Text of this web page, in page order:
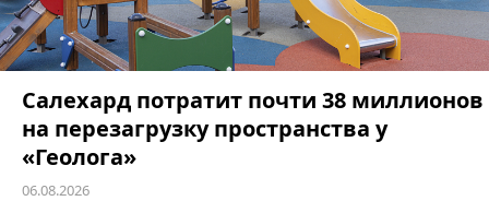
Салехард потратит почти 38 миллионов
на перезагрузку пространства у
«Геолога»
06.08.2026